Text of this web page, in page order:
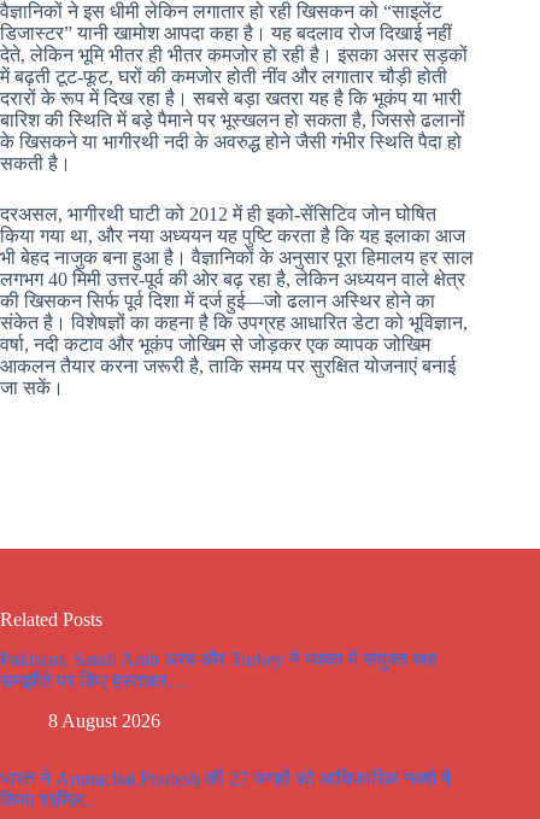
वैज्ञानिकों ने इस धीमी लेकिन लगातार हो रही खिसकन को “साइलेंट
डिजास्टर” यानी खामोश आपदा कहा है। यह बदलाव रोज दिखाई नहीं
देते, लेकिन भूमि भीतर ही भीतर कमजोर हो रही है। इसका असर सड़कों
में बढ़ती टूट-फूट, घरों की कमजोर होती नींव और लगातार चौड़ी होती
दरारों के रूप में दिख रहा है। सबसे बड़ा खतरा यह है कि भूकंप या भारी
बारिश की स्थिति में बड़े पैमाने पर भूस्खलन हो सकता है, जिससे ढलानों
के खिसकने या भागीरथी नदी के अवरुद्ध होने जैसी गंभीर स्थिति पैदा हो
सकती है।
दरअसल, भागीरथी घाटी को 2012 में ही इको-सेंसिटिव जोन घोषित
किया गया था, और नया अध्ययन यह पुष्टि करता है कि यह इलाका आज
भी बेहद नाजुक बना हुआ है। वैज्ञानिकों के अनुसार पूरा हिमालय हर साल
लगभग 40 मिमी उत्तर-पूर्व की ओर बढ़ रहा है, लेकिन अध्ययन वाले क्षेत्र
की खिसकन सिर्फ पूर्व दिशा में दर्ज हुई—जो ढलान अस्थिर होने का
संकेत है। विशेषज्ञों का कहना है कि उपग्रह आधारित डेटा को भूविज्ञान,
वर्षा, नदी कटाव और भूकंप जोखिम से जोड़कर एक व्यापक जोखिम
आकलन तैयार करना जरूरी है, ताकि समय पर सुरक्षित योजनाएं बनाई
जा सकें।
Related Posts
Pakistan, Saudi Arab अरब और Turkey ने मक्का में संयुक्त रक्षा
समझौते पर किए हस्ताक्षर…
8 August 2026
भारत ने Arunachal Pradesh की 27 जगहों को आधिकारिक नक्शे में
किया शामिल..